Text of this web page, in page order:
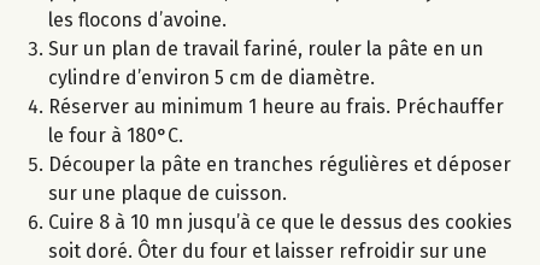
les flocons d’avoine.
Sur un plan de travail fariné, rouler la pâte en un
cylindre d’environ 5 cm de diamètre.
Réserver au minimum 1 heure au frais. Préchauffer
le four à 180°C.
Découper la pâte en tranches régulières et déposer
sur une plaque de cuisson.
Cuire 8 à 10 mn jusqu’à ce que le dessus des cookies
soit doré. Ôter du four et laisser refroidir sur une